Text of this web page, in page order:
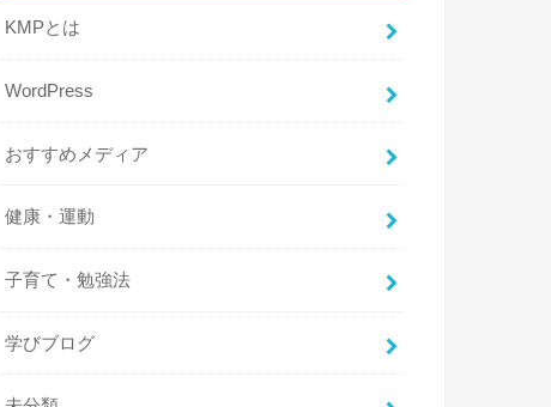
KMPとは
WordPress
おすすめメディア
健康・運動
子育て・勉強法
学びブログ